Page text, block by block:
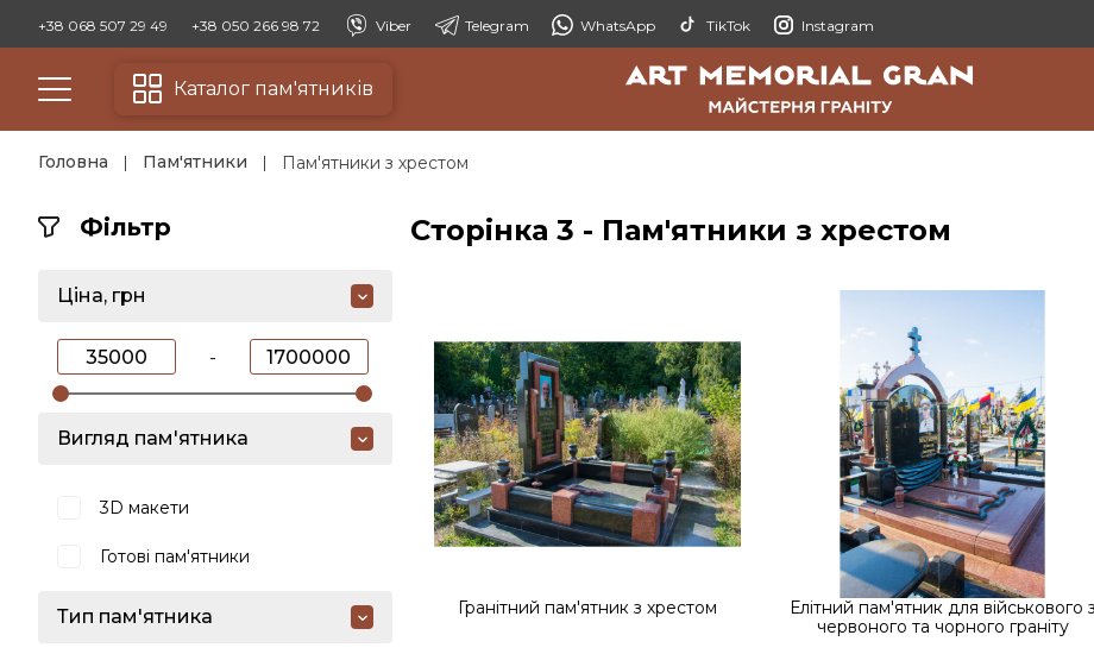
+38 068 507 29 49 +38 050 266 98 72 Viber Telegram WhatsApp TikTok Instagram
Каталог пам'ятників
Головна Пам'ятники Пам'ятники з хрестом
Фільтр
Ціна, грн
-
Вигляд пам'ятника
3D макети
Готові пам'ятники
Тип пам'ятника
Сторінка 3 - Пам'ятники з хрестом
Гранітний пам'ятник з хрестом
Елітний пам'ятник для військового з
червоного та чорного граніту